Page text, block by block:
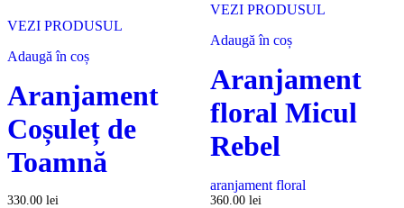
VEZI PRODUSUL
Adaugă în coș
Aranjament
Coșuleț de
Toamnă
330.00 lei
VEZI PRODUSUL
Adaugă în coș
Aranjament
floral Micul
Rebel
aranjament floral
360.00 lei